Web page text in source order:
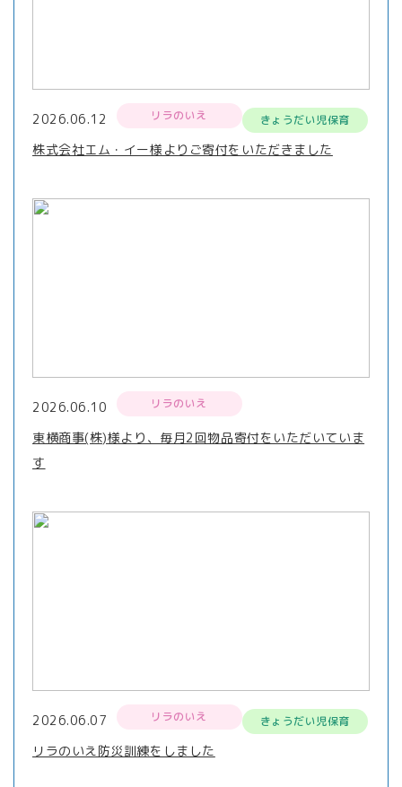
2026.06.12 リラのいえ きょうだい児保育
株式会社エム・イー様よりご寄付をいただきました
2026.06.10 リラのいえ
東横商事(株)様より、毎月2回物品寄付をいただいていま
す
2026.06.07 リラのいえ きょうだい児保育
リラのいえ防災訓練をしました